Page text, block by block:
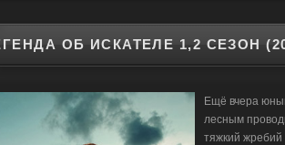
ОБ ИСКАТЕЛЕ 1,2 СЕЗОН
Ещё вчера
лесным
тяжкий жребий